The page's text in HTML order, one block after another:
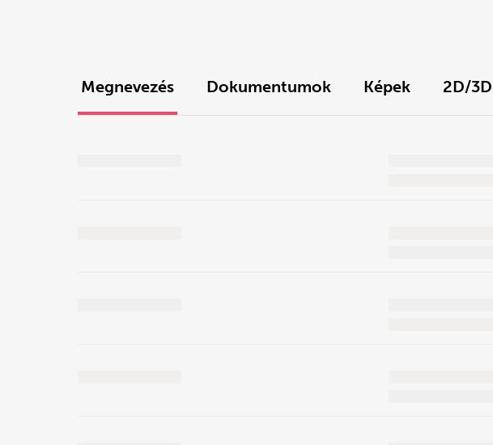
Megnevezés Dokumentumok Képek 2D/3D